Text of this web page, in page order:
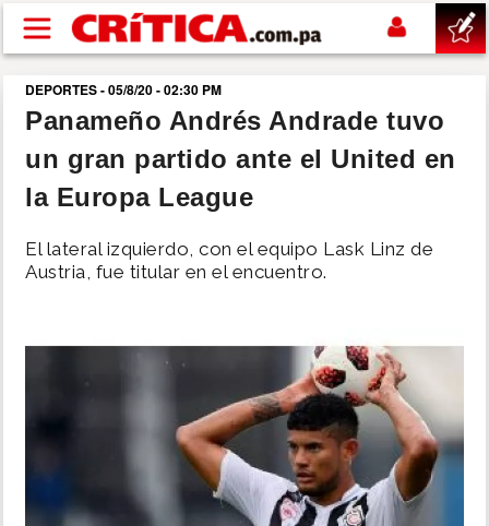
Pasar al contenido principal
buscar
SUCESOS
POLÍTICA
SHOW
DEPORTES - 05/8/20 - 02:30 PM
Panameño Andrés Andrade tuvo
un gran partido ante el United en
la Europa League
El lateral izquierdo, con el equipo Lask Linz de
Austria, fue titular en el encuentro.